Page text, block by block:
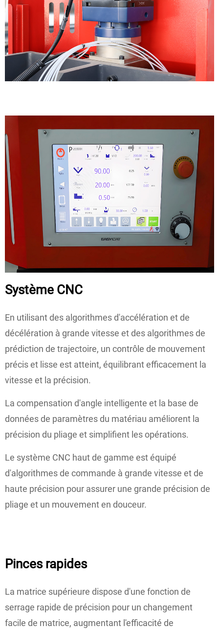
Système CNC
En utilisant des algorithmes d'accélération et de
décélération à grande vitesse et des algorithmes de
prédiction de trajectoire, un contrôle de mouvement
précis et lisse est atteint, équilibrant efficacement la
vitesse et la précision.
La compensation d'angle intelligente et la base de
données de paramètres du matériau améliorent la
précision du pliage et simplifient les opérations.
Le système CNC haut de gamme est équipé
d'algorithmes de commande à grande vitesse et de
haute précision pour assurer une grande précision de
pliage et un mouvement en douceur.
Pinces rapides
La matrice supérieure dispose d'une fonction de
serrage rapide de précision pour un changement
facile de matrice, augmentant l'efficacité de